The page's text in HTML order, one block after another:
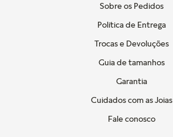
Sobre os Pedidos
Política de Entrega
Trocas e Devoluções
Guia de tamanhos
Garantia
Cuidados com as Joias
Fale conosco